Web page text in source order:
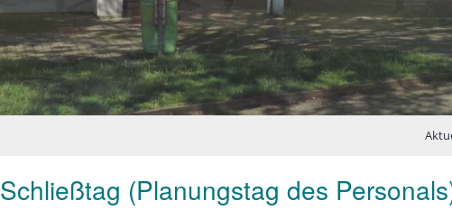
Schließtag (Planungstag des